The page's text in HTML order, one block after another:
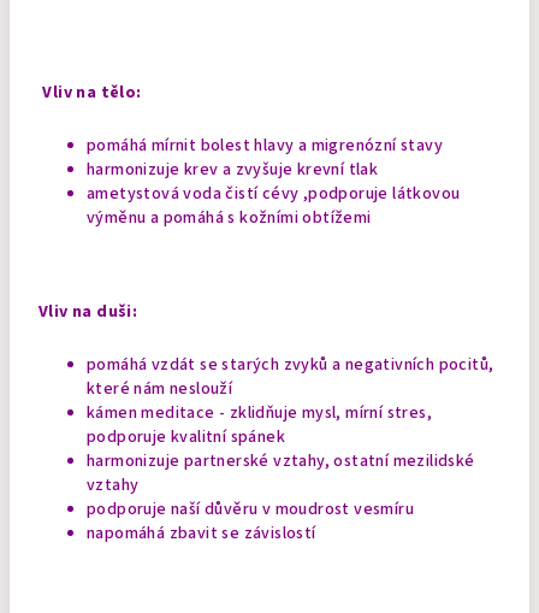
Vliv na tělo:
pomáhá mírnit bolest hlavy a migrenózní stavy
harmonizuje krev a zvyšuje krevní tlak
ametystová voda čistí cévy ,podporuje látkovou
výměnu a pomáhá s kožními obtížemi
Vliv na duši:
pomáhá vzdát se starých zvyků a negativních pocitů,
které nám neslouží
kámen meditace - zklidňuje mysl, mírní stres,
podporuje kvalitní spánek
harmonizuje partnerské vztahy, ostatní mezilidské
vztahy
podporuje naší důvěru v moudrost vesmíru
napomáhá zbavit se závislostí